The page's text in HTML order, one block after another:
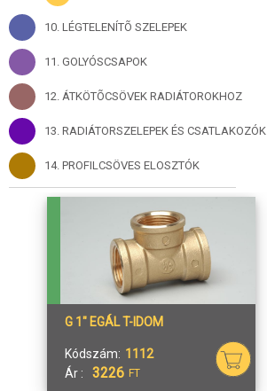
10. LÉGTELENÍTÕ SZELEPEK
11. GOLYÓSCSAPOK
12. ÁTKÖTÕCSÖVEK RADIÁTOROKHOZ
13. RADIÁTORSZELEPEK ÉS CSATLAKOZÓK
14. PROFILCSÖVES ELOSZTÓK
G 1" EGÁL T-IDOM
Kódszám: 1112
Ár :
3226 FT